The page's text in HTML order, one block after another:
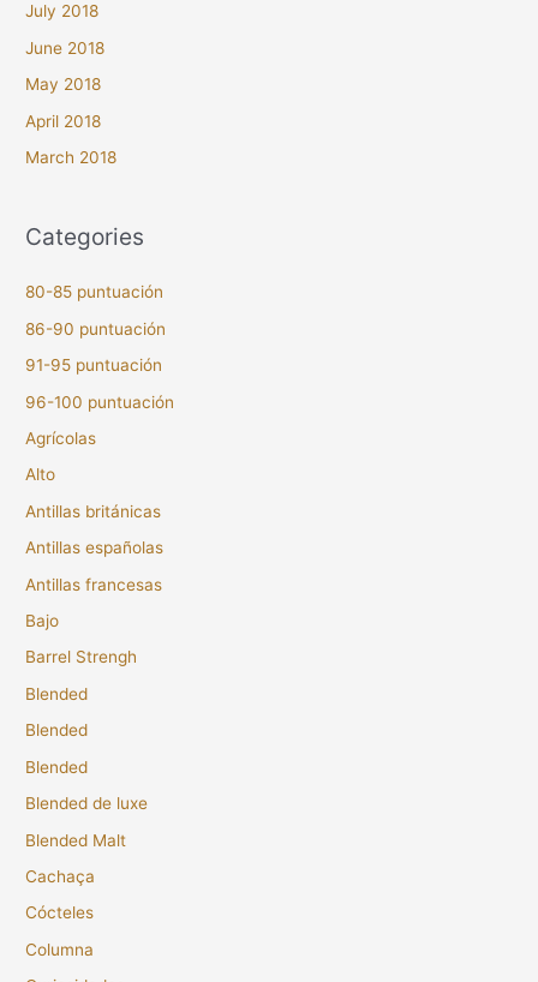
July 2018
June 2018
May 2018
April 2018
March 2018
Categories
80-85 puntuación
86-90 puntuación
91-95 puntuación
96-100 puntuación
Agrícolas
Alto
Antillas británicas
Antillas españolas
Antillas francesas
Bajo
Barrel Strengh
Blended
Blended
Blended
Blended de luxe
Blended Malt
Cachaça
Cócteles
Columna